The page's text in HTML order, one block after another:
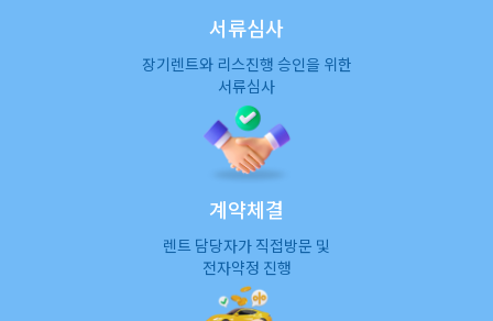
서류심사
장기렌트와 리스진행 승인을 위한
서류심사
계약체결
렌트 담당자가 직접방문 및
전자약정 진행